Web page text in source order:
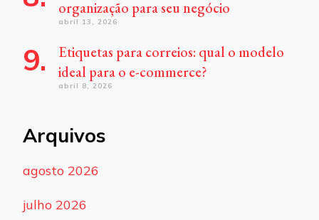
organização para seu negócio
abril 13, 2026
Etiquetas para correios: qual o modelo
ideal para o e-commerce?
abril 8, 2026
Arquivos
agosto 2026
julho 2026